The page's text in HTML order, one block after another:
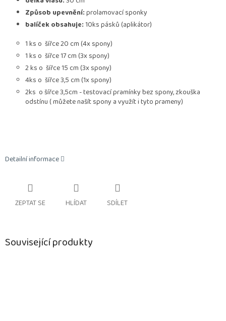
Způsob upevnění:prolamovací sponky
balíček obsahuje:10ks pásků (aplikátor)
1 ks o šířce 20 cm (4x spony)
1 ks o šířce 17 cm (3x spony)
2 ks o šířce 15 cm (3x spony)
4ks o šířce 3,5 cm (1x spony)
2ks o šířce 3,5cm - testovací pramínky bez spony, zkouška
odstínu ( můžete našít spony a využít i tyto prameny)
Detailní informace
ZEPTAT SE HLÍDAT SDÍLET
Související produkty